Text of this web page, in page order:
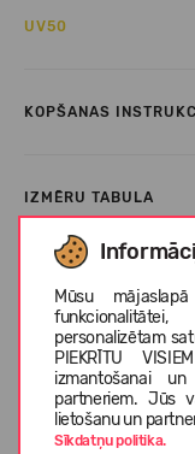
Mūsu
personalizētam
PIEKRĪTU
izmantošanai
partneriem. Jūs
lietošanu un
Sīkdatņu politika.
UV50
KOPŠANAS
IZMĒRU TABULA
KLIENTU